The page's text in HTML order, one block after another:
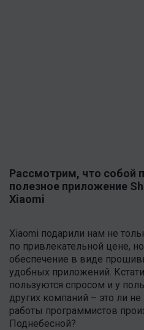
Рассмотрим, что собой
полезное приложение
Xiaomi
Xiaomi подарили нам не
по привлекательной цене,
обеспечение в виде
удобных приложений.
пользуются спросом и у
других компаний – это ли не
работы программистов
Поднебесной?